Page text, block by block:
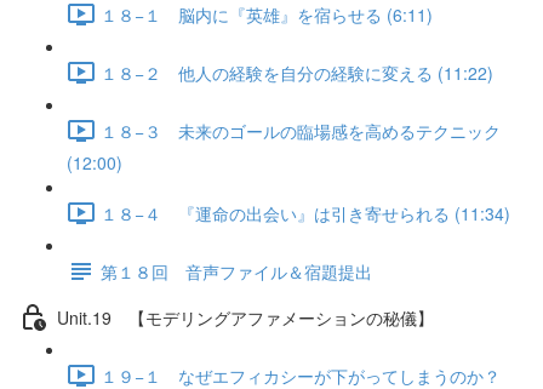
１８−１ 脳内に『英雄』を宿らせる (6:11)
１８−２ 他人の経験を自分の経験に変える (11:22)
１８−３ 未来のゴールの臨場感を高めるテクニック
(12:00)
１８−４ 『運命の出会い』は引き寄せられる (11:34)
第１８回 音声ファイル＆宿題提出
Unit.19 【モデリングアファメーションの秘儀】
１９−１ なぜエフィカシーが下がってしまうのか？